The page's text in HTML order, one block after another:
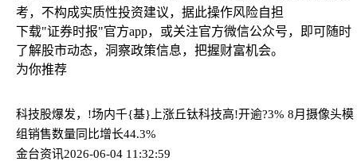
考，不构成实质性投资建议，据此操作风险自担
下载"证券时报"官方app，或关注官方微信公众号，即可随时
了解股市动态，洞察政策信息，把握财富机会。
为你推荐
科技股爆发，!场内千{基}上涨丘钛科技高!开逾?3% 8月摄像头模
组销售数量同比增长44.3%
金台资讯2026-06-04 11:32:59